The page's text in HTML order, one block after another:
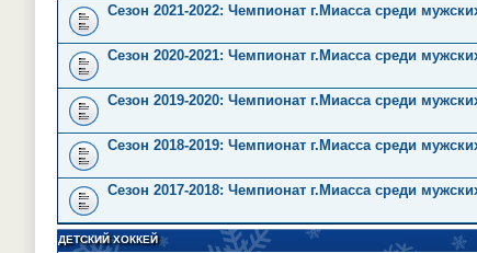
Сезон 2021-2022: Чемпионат г.Миасса среди
Сезон 2020-2021: Чемпионат г.Миасса среди
Сезон 2019-2020: Чемпионат г.Миасса среди
Сезон 2018-2019: Чемпионат г.Миасса среди
Сезон 2017-2018: Чемпионат г.Миасса среди
ДЕТСКИЙ ХОККЕЙ